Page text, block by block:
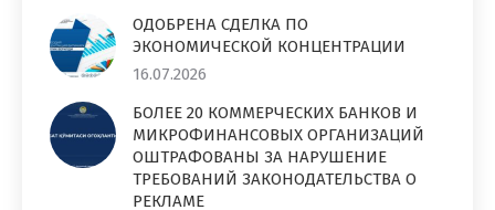
ОДОБРЕНА СДЕЛКА ПО
ЭКОНОМИЧЕСКОЙ КОНЦЕНТРАЦИИ
16.07.2026
БОЛЕЕ 20 КОММЕРЧЕСКИХ БАНКОВ И
МИКРОФИНАНСОВЫХ ОРГАНИЗАЦИЙ
ОШТРАФОВАНЫ ЗА НАРУШЕНИЕ
ТРЕБОВАНИЙ ЗАКОНОДАТЕЛЬСТВА О
РЕКЛАМЕ